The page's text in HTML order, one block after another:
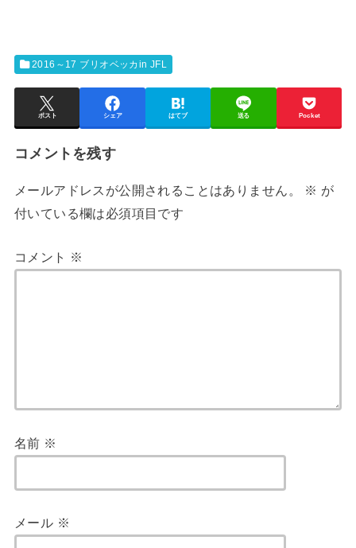
2016～17 ブリオベッカin JFL
ポスト シェア はてブ 送る Pocket
コメントを残す
メールアドレスが公開されることはありません。 ※ が
付いている欄は必須項目です
コメント ※
名前 ※
メール ※